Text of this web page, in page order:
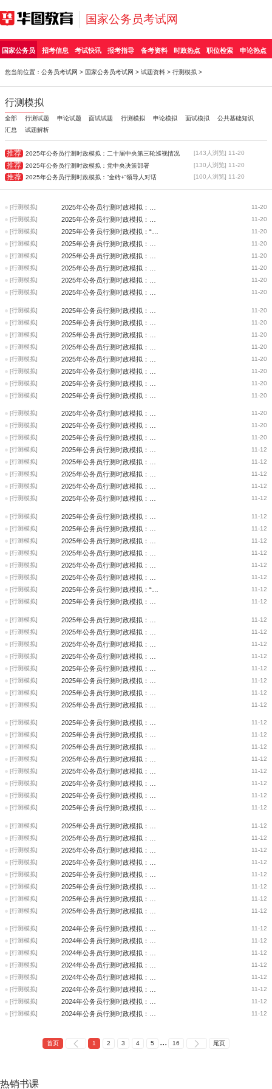
国家公务员考试网
国家公务员 招考信息 考试快讯 报考指导 备考资料 时政热点 职位检索 申论热点
您当前位置： 公务员考试网 > 国家公务员考试网 > 试题资料 > 行测模拟 >
行测模拟
全部 行测试题 申论试题 面试试题 行测模拟 申论模拟 面试模拟
公共基础知识
汇总
试题解析
推荐 2025年公务员行测时政模拟：二十届中央第三轮巡视情况 [143人浏览] 11-20
推荐 2025年公务员行测时政模拟：党中央决策部署 [130人浏览] 11-20
推荐 2025年公务员行测时政模拟：“金砖+”领导人对话 [100人浏览] 11-20
11-20
[行测模拟]
11-20
[行测模拟]
11-20
[行测模拟]
11-20
[行测模拟]
11-20
[行测模拟]
11-20
[行测模拟]
11-20
[行测模拟]
11-20
[行测模拟]
11-20
[行测模拟]
11-20
[行测模拟]
11-20
[行测模拟]
11-20
[行测模拟]
11-20
[行测模拟]
11-20
[行测模拟]
11-20
[行测模拟]
11-20
[行测模拟]
11-20
[行测模拟]
11-20
[行测模拟]
11-20
[行测模拟]
11-12
[行测模拟]
11-12
[行测模拟]
11-12
[行测模拟]
11-12
[行测模拟]
11-12
[行测模拟]
11-12
[行测模拟]
11-12
[行测模拟]
11-12
[行测模拟]
11-12
[行测模拟]
11-12
[行测模拟]
11-12
[行测模拟]
11-12
[行测模拟]
11-12
[行测模拟]
11-12
[行测模拟]
11-12
[行测模拟]
11-12
[行测模拟]
11-12
[行测模拟]
11-12
[行测模拟]
11-12
[行测模拟]
11-12
[行测模拟]
11-12
[行测模拟]
11-12
[行测模拟]
11-12
[行测模拟]
11-12
[行测模拟]
11-12
[行测模拟]
11-12
[行测模拟]
11-12
[行测模拟]
11-12
[行测模拟]
11-12
[行测模拟]
11-12
[行测模拟]
11-12
[行测模拟]
11-12
[行测模拟]
11-12
[行测模拟]
11-12
[行测模拟]
11-12
[行测模拟]
11-12
[行测模拟]
11-12
[行测模拟]
11-12
[行测模拟]
11-12
[行测模拟]
11-12
[行测模拟]
11-12
[行测模拟]
11-12
[行测模拟]
11-12
[行测模拟]
11-12
[行测模拟]
11-12
[行测模拟]
首页 1 2 3 4 5 ... 16 尾页
热销书课